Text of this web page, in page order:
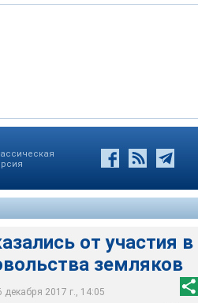
от участия в
земляков
2017 г., 14:05
"Мисс Россия" из-за